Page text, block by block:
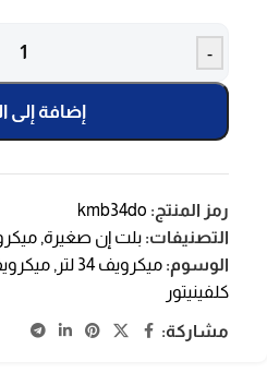
-
إضافة إلى
رمز المنتج: kmb34do
التصنيفات: بلت إن صغيرة,
الوسوم: ميكرويف 34 لتر ,
كلفينيتور
مشاركة: